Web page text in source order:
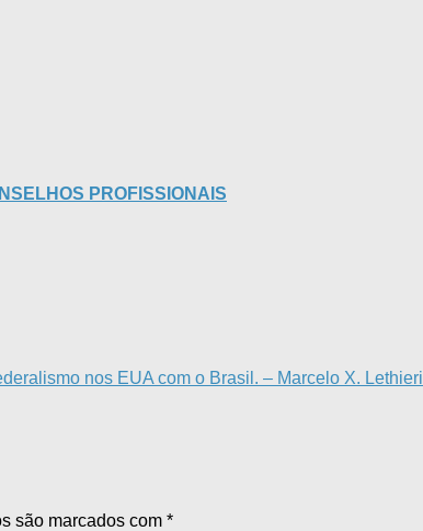
PROFISSIONAIS
nos EUA com o Brasil. – Marcelo X. Lethieri
são marcados com *